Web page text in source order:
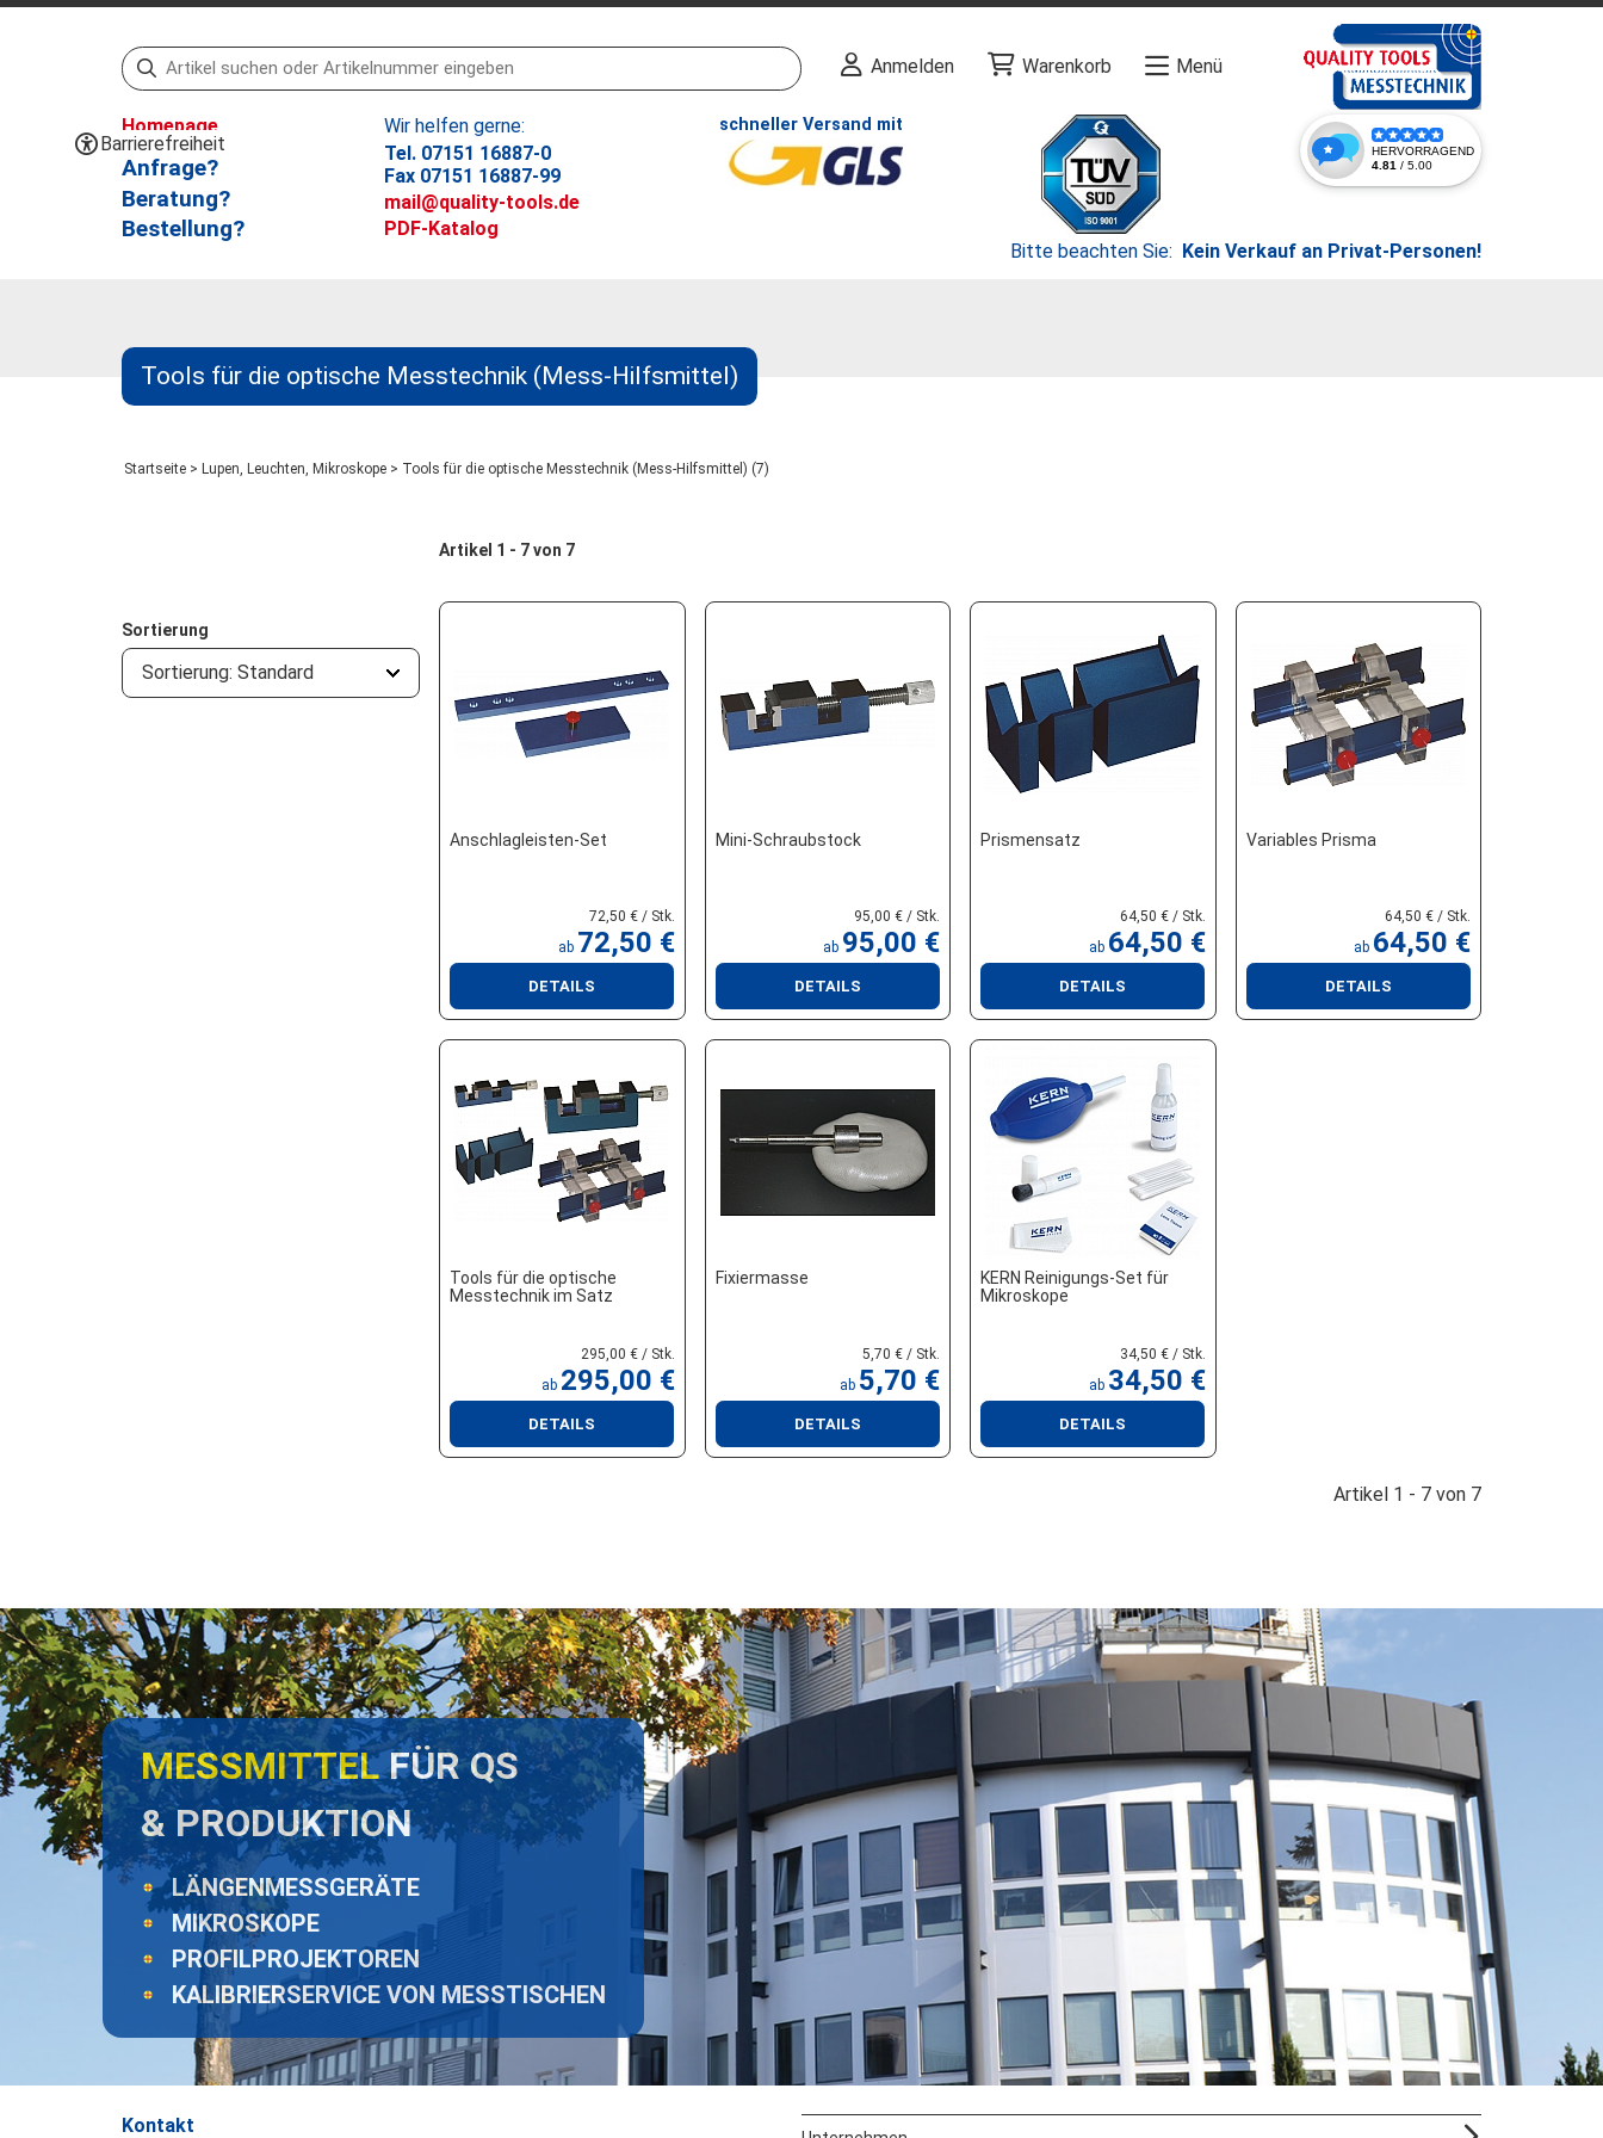
Tools für die optische Messtechnik (Mess-Hilfsmittel)
Startseite > Lupen, Leuchten, Mikroskope > Tools für die optische Messtechnik (Mess-Hilfsmittel) (7)
Sortierung
Sortierung: Standard
Artikel 1 - 7 von 7
Anschlagleisten-Set
72,50 € / Stk.
ab 72,50 €
DETAILS
Mini-Schraubstock
95,00 € / Stk.
ab 95,00 €
DETAILS
Prismensatz
64,50 € / Stk.
ab 64,50 €
DETAILS
Variables Prisma
64,50 € / Stk.
ab 64,50 €
DETAILS
Tools für die optische
Messtechnik im Satz
295,00 € / Stk.
ab 295,00 €
DETAILS
Fixiermasse
5,70 € / Stk.
ab 5,70 €
DETAILS
KERN Reinigungs-Set für
Mikroskope
34,50 € / Stk.
ab 34,50 €
DETAILS
Artikel 1 - 7 von 7
MESSMITTELFÜR QS
& PRODUKTION
LÄNGENMESSGERÄTE
MIKROSKOPE
PROFILPROJEKTOREN
KALIBRIERSERVICE VON MESSTISCHEN
Kontakt
Barrierefreiheit
Anmelden Warenkorb Menü
Homepage
Anfrage?
Beratung?
Bestellung?
Wir helfen gerne:
Tel. 07151 16887-0
Fax 07151 16887-99
mail@quality-tools.de
PDF-Katalog
schneller Versand mit
Bitte beachten Sie: Kein Verkauf an Privat-Personen!